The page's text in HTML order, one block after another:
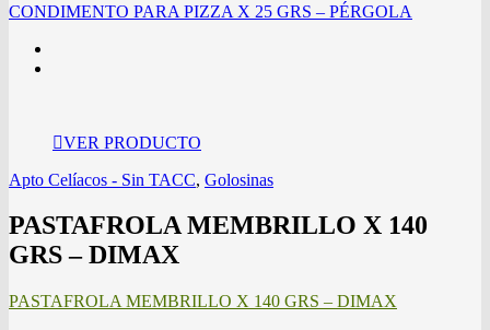
CONDIMENTO PARA PIZZA X 25 GRS – PÉRGOLA
VER PRODUCTO
Apto Celíacos - Sin TACC, Golosinas
PASTAFROLA MEMBRILLO X 140
GRS – DIMAX
PASTAFROLA MEMBRILLO X 140 GRS – DIMAX